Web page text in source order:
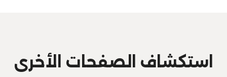
استكشاف الصفحات الأخرى